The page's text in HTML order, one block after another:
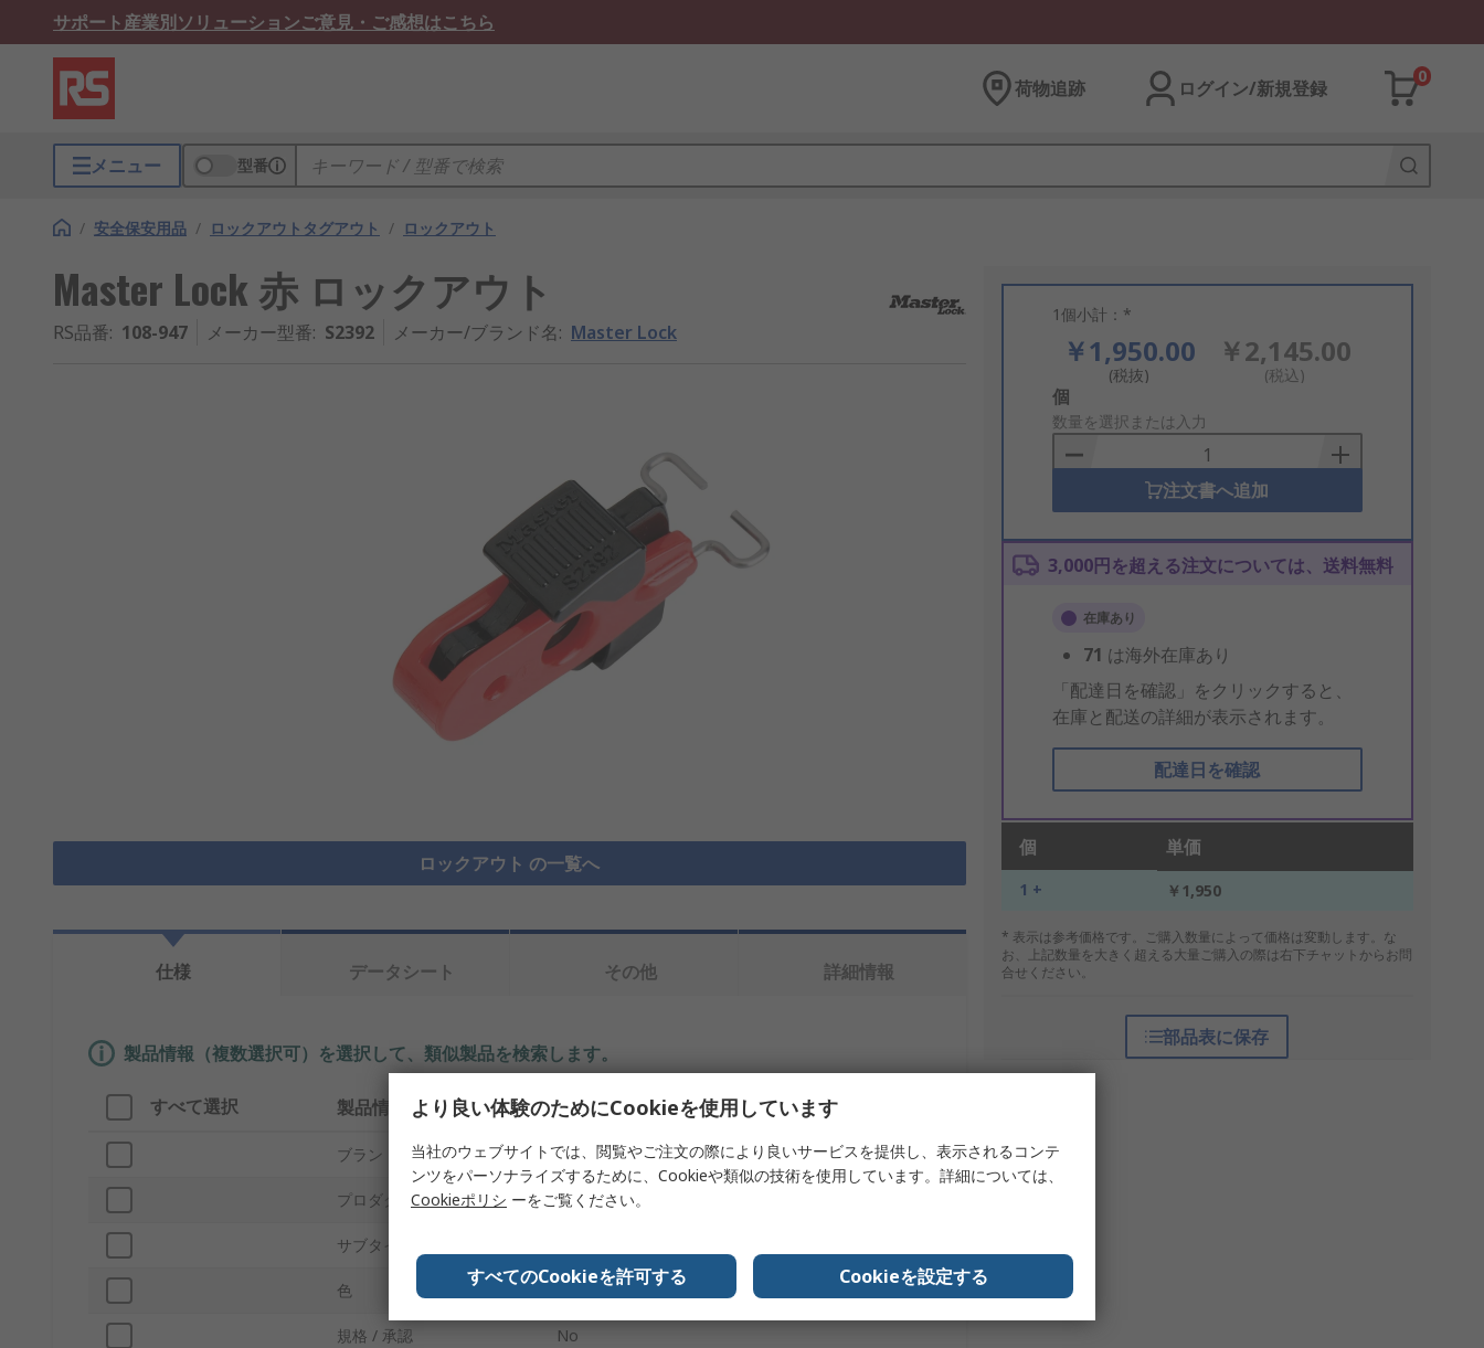
サポート産業別ソリューションご意見・ご感想はこちら
荷物追跡 ログイン/新規登録
0
メニュー 型番
/ 安全保安用品 / ロックアウトタグアウト / ロックアウト
Master Lock 赤 ロックアウト
RS品番: 108-947 メーカー型番: S2392 メーカー/ブランド名: Master Lock
ロックアウト の一覧へ
1個小計：*
￥1,950.00
(税抜)
￥2,145.00
(税込)
Add
to
Basket
個
数量を選択または入力
注文書へ追加
3,000円を超える注文については、送料無料
在庫あり
71 は海外在庫あり
「配達日を確認」をクリックすると、
在庫と配送の詳細が表示されます。
配達日を確認
個 単価
1 + ￥1,950
* 表示は参考価格です。ご購入数量によって価格は変動します。な
お、上記数量を大きく超える大量ご購入の際は右下チャットからお問
合せください。
部品表に保存
仕様 データシート その他 詳細情報
製品情報（複数選択可）を選択して、類似製品を検索します。
すべて選択 製品情報 内容
ブランド Master Lock
プロダクトタイプ ロックアウト
サブタイプ
色
規格 / 承認 No
より良い体験のためにCookieを使用しています
当社のウェブサイトでは、閲覧やご注文の際により良いサービスを提供し、表示されるコンテ
ンツをパーソナライズするために、Cookieや類似の技術を使用しています。詳細については、
Cookieポリシ ーをご覧ください。
すべてのCookieを許可する Cookieを設定する